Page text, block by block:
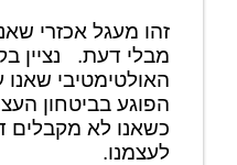
זהו מעגל אכזרי
מבלי דעת. נציין
האולטימטיבי שאנו
הפוגע בביטחון
כשאנו לא מקבלים
לעצמנו.